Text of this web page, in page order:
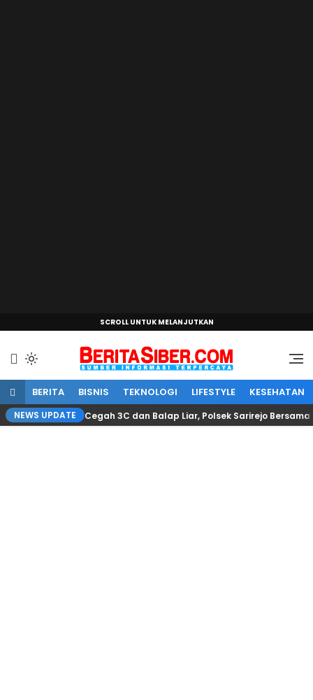
SCROLL UNTUK MELANJUTKAN
BeritaSiber.com
Sumber Informasi Terpercaya
BERITA BISNIS TEKNOLOGI LIFESTYLE KESEHATAN
NEWS UPDATE Cegah 3C dan Balap Liar, Polsek Sarirejo